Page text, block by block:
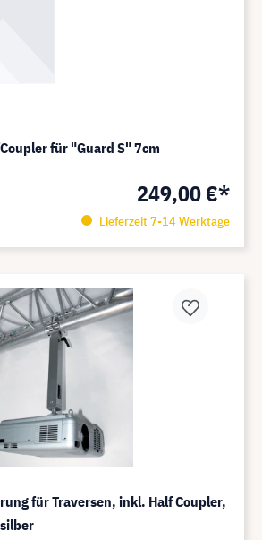
für "Guard S" 7cm
249,00 €*
Lieferzeit 7-14 Werktage
für Traversen, inkl. Half Coupler,